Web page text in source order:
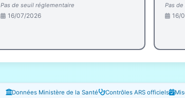
Pas de seuil réglementaire
16/07/2026
Pas
16/
Données Ministère de la Santé Contrôles ARS officiels